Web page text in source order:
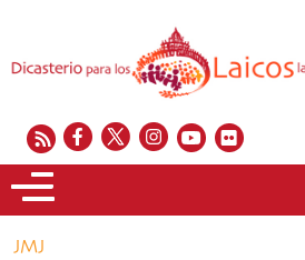
JMJ